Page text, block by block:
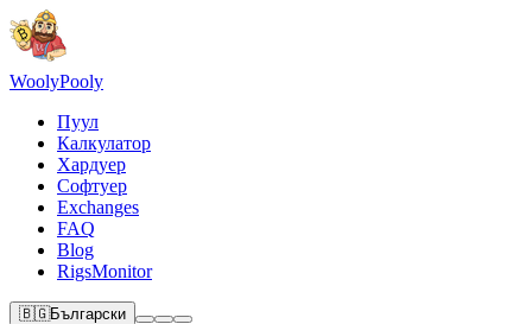
WoolyPooly
Пуул
Калкулатор
Хардуер
Софтуер
Exchanges
FAQ
Blog
RigsMonitor
🇧🇬Български